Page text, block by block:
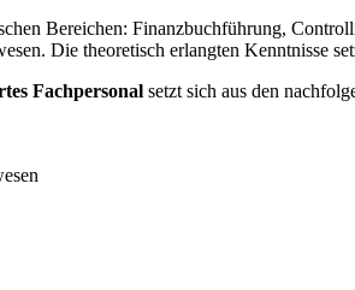
Bereichen: Finanzbuchführung,
Die theoretisch erlangten Kenntnisse
Fachpersonal setzt sich aus den